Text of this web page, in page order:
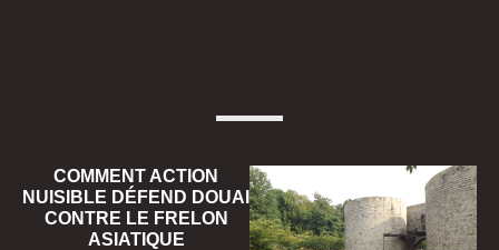
COMMENT ACTION
NUISIBLE DÉFEND DOUAI
CONTRE LE FRELON
ASIATIQUE